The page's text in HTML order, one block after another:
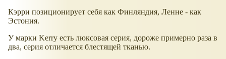
Кэрри позиционирует себя как Финляндия, Ленне - как
Эстония.
У марки Kerry есть люксовая серия, дороже примерно раза в
два, серия отличается блестящей тканью.